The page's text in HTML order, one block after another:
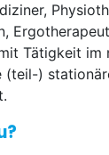
Tätigkeit im
(teil-)